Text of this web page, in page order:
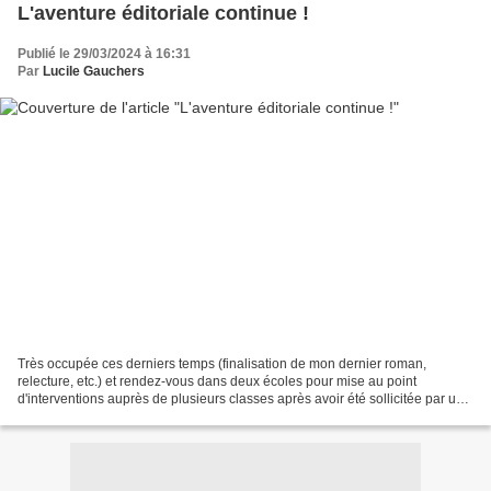
L'aventure éditoriale continue !
Publié le 29/03/2024 à 16:31
Par Lucile Gauchers
Très occupée ces derniers temps (finalisation de mon dernier roman,
relecture, etc.) et rendez-vous dans deux écoles pour mise au point
d'interventions auprès de plusieurs classes après avoir été sollicitée par une